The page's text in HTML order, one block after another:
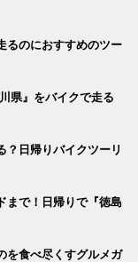
るのにおすすめのツー
県』をバイクで走る
？日帰りバイクツーリ
まで！日帰りで『徳島
を食べ尽くすグルメガ